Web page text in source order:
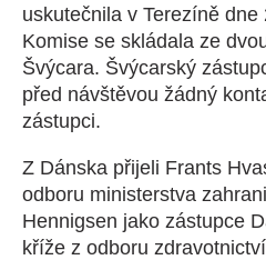
uskutečnila v Terezíně dne
Komise se skládala ze
Švýcara. Švýcarský
před návštěvou žádný
zástupci.
Z Dánska přijeli Frants
odboru ministerstva
Hennigsen jako zástupce
kříže z odboru